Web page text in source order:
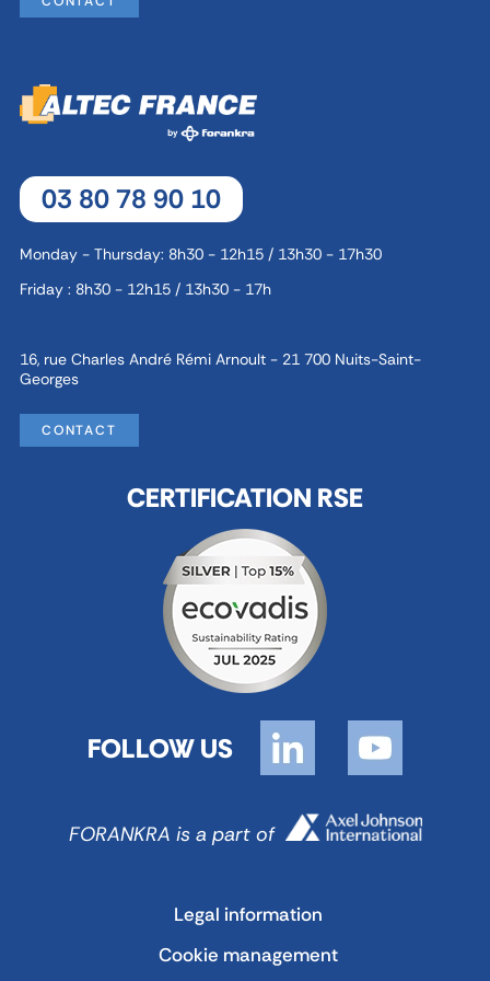
03 80 78 90 10
Monday - Thursday: 8h30 - 12h15 / 13h30 - 17h30
Friday : 8h30 - 12h15 / 13h30 - 17h
16, rue Charles André Rémi Arnoult - 21 700 Nuits-Saint-
Georges
CONTACT
CERTIFICATION RSE
FOLLOW US
FORANKRA is a part of
Legal information
Cookie management